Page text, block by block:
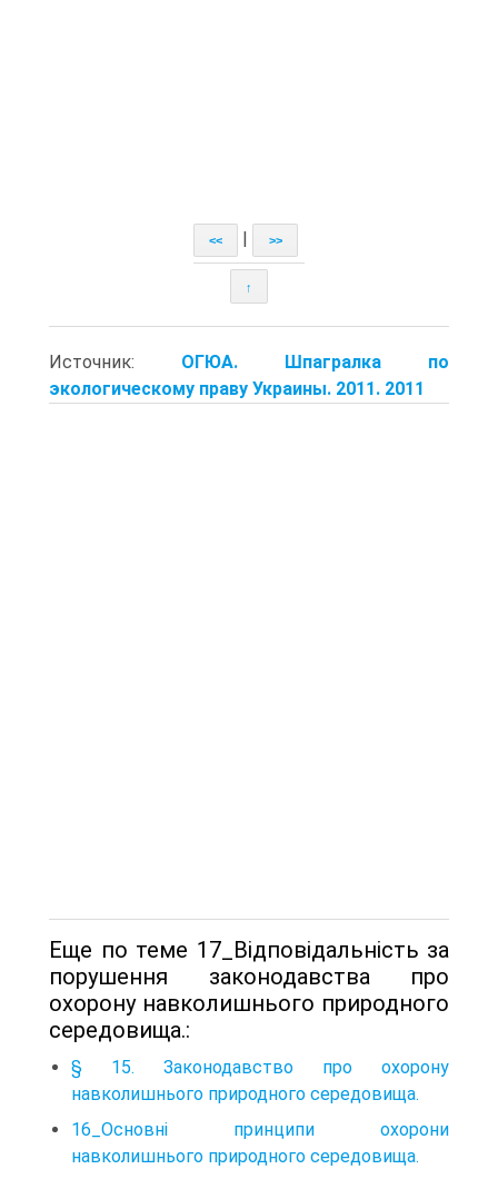
<< >>
↑
Источник: ОГЮА. Шпагралка по
экологическому праву Украины. 2011. 2011
Еще по теме 17_Відповідальність за
порушення законодавства про
охорону навколишнього природного
середовища.:
§ 15. Законодавство про охорону
навколишнього природного середовища.
16_Основні принципи охорони
навколишнього природного середовища.